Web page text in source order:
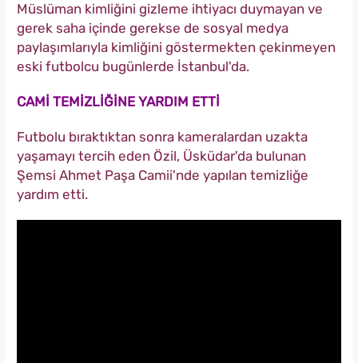
Müslüman kimliğini gizleme ihtiyacı duymayan ve
gerek saha içinde gerekse de sosyal medya
paylaşımlarıyla kimliğini göstermekten çekinmeyen
eski futbolcu bugünlerde İstanbul'da.
CAMİ TEMİZLİĞİNE YARDIM ETTİ
Futbolu bıraktıktan sonra kameralardan uzakta
yaşamayı tercih eden Özil, Üsküdar'da bulunan
Şemsi Ahmet Paşa Camii'nde yapılan temizliğe
yardım etti.